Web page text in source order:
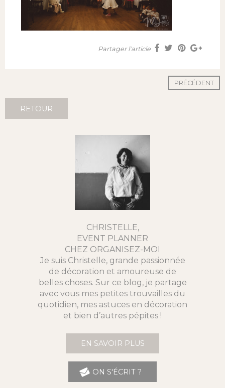
Partager l'article
PRÉCÉDENT
RETOUR
CHRISTELLE,
EVENT PLANNER
CHEZ ORGANISEZ-MOI
Je suis Christelle, grande passionnée
de décoration et amoureuse de
belles choses. Sur ce blog, je partage
avec vous mes petites trouvailles du
quotidien, mes astuces en décoration
et bien d’autres pépites !
EN SAVOIR PLUS
ON S'ÉCRIT ?